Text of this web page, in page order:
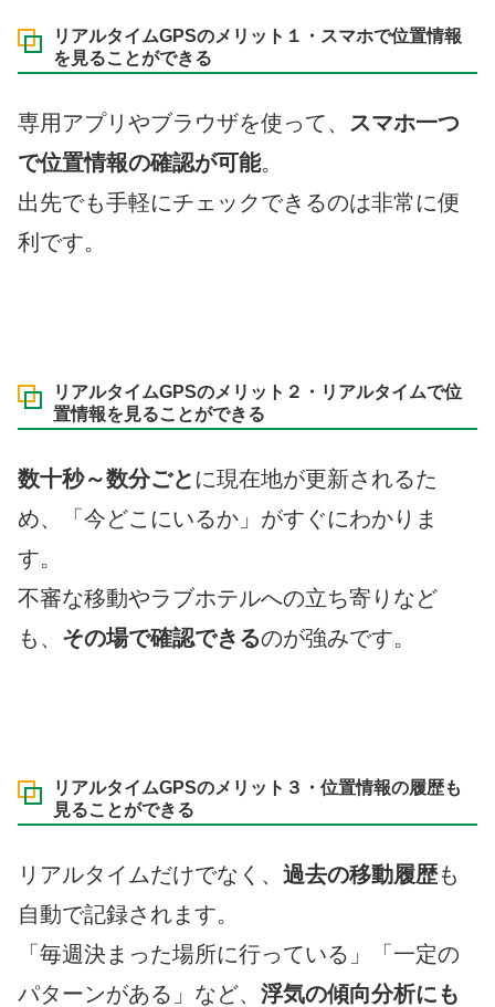
リアルタイムGPSのメリット１・スマホで位置情報
を見ることができる
専用アプリやブラウザを使って、 スマホ一つ
で位置情報の確認が可能。
出先でも手軽にチェックできるのは非常に便
利です。
リアルタイムGPSのメリット２・リアルタイムで位
置情報を見ることができる
数十秒～数分ごと に現在地が更新されるた
め、「今どこにいるか」がすぐにわかりま
す。
不審な移動やラブホテルへの立ち寄りなど
も、 その場で確認できるのが強みです。
リアルタイムGPSのメリット３・位置情報の履歴も
見ることができる
リアルタイムだけでなく、 過去の移動履歴も
自動で記録されます。
「毎週決まった場所に行っている」「一定の
パターンがある」など、 浮気の傾向分析にも